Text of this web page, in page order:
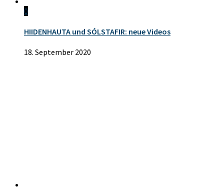
0
HIIDENHAUTA und SÓLSTAFIR: neue Videos
18. September 2020